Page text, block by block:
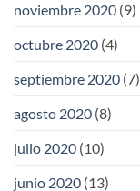
noviembre 2020 (9)
octubre 2020 (4)
septiembre 2020 (7)
agosto 2020 (8)
julio 2020 (10)
junio 2020 (13)